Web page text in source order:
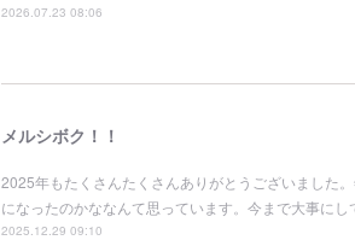
2026.07.23 08:06
メルシボク！！
2025年もたくさんたくさんありがとうございました
になったのかななんて思っています。今まで大事に
2025.12.29 09:10